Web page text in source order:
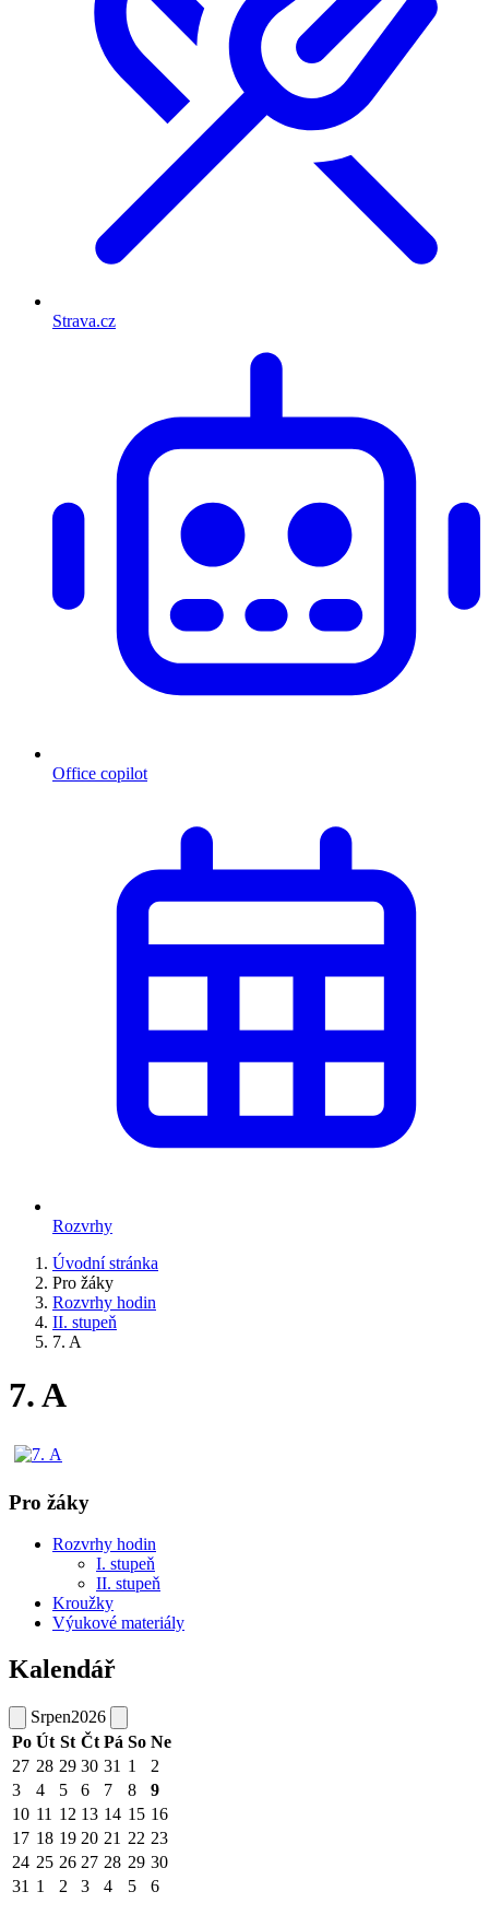
Strava.cz
Office copilot
Rozvrhy
Úvodní stránka
Pro žáky
Rozvrhy hodin
II. stupeň
7. A
7. A
Pro žáky
Rozvrhy hodin
I. stupeň
II. stupeň
Kroužky
Výukové materiály
Kalendář
Srpen2026
Po Út St Čt Pá So Ne
27 28 29 30 31 1
2
3
4 5 6 7 8
9
10 11 12 13 14 15 16
17 18 19 20 21 22 23
24 25 26 27 28 29 30
31 1 2 3 4 5 6